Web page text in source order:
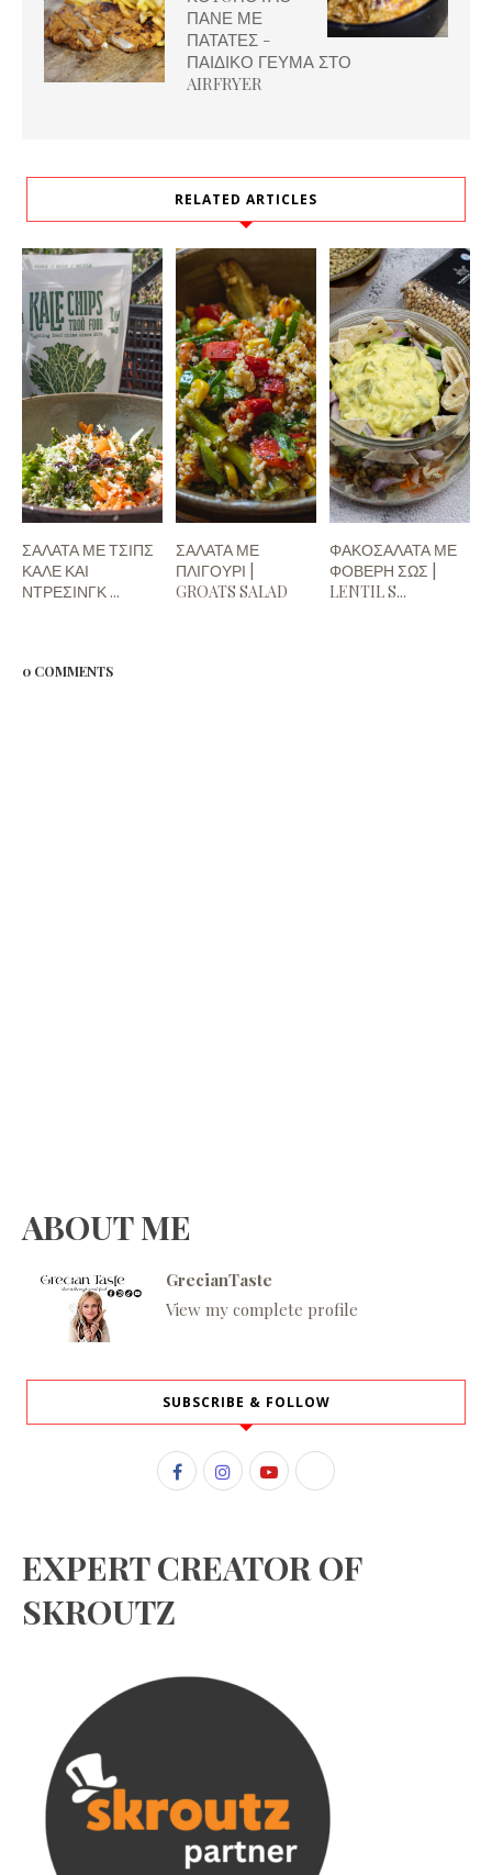
ΠΑΝΕ ΜΕ
ΠΑΤΑΤΕΣ -
ΠΑΙΔΙΚΟ ΓΕΥΜΑ ΣΤΟ
AIRFRYER
RELATED ARTICLES
ΣΑΛΑΤΑ ΜΕ ΤΣΙΠΣ
ΚΑΛΕ ΚΑΙ
ΝΤΡΕΣΙΝΓΚ ...
ΣΑΛΑΤΑ ΜΕ
ΠΛΙΓΟΥΡΙ |
GROATS SALAD
ΦΑΚΟΣΑΛΑΤΑ ΜΕ
ΦΟΒΕΡΗ ΣΩΣ |
LENTIL S...
0 COMMENTS
ABOUT ME
GrecianTaste
View my complete profile
SUBSCRIBE & FOLLOW
EXPERT CREATOR OF
SKROUTZ